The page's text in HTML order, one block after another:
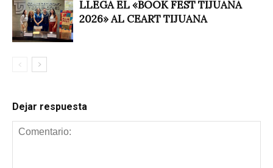
LLEGA EL «BOOK FEST TIJUANA
2026» AL CEART TIJUANA
Dejar respuesta